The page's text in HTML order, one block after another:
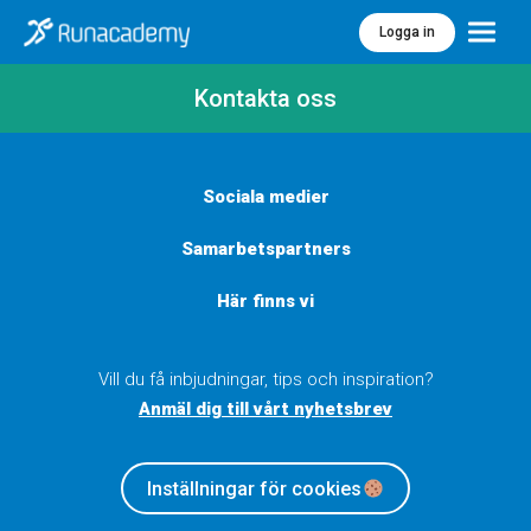
Logga in Meny
Kontakta oss
Sociala medier
Samarbetspartners
Här finns vi
Vill du få inbjudningar, tips och inspiration?
Anmäl dig till vårt nyhetsbrev
Inställningar för cookies